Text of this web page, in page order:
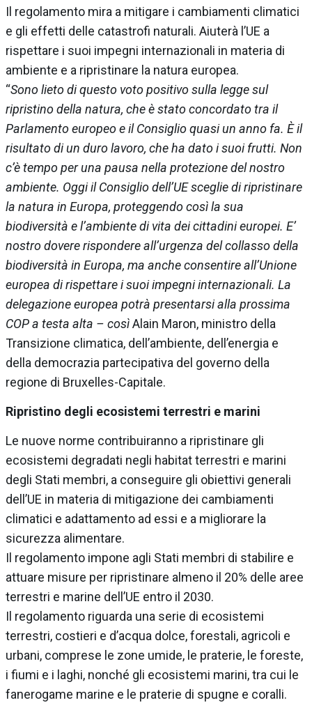
Il regolamento mira a mitigare i cambiamenti climatici
e gli effetti delle catastrofi naturali. Aiuterà l’UE a
rispettare i suoi impegni internazionali in materia di
ambiente e a ripristinare la natura europea.
“Sono lieto di questo voto positivo sulla legge sul
ripristino della natura, che è stato concordato tra il
Parlamento europeo e il Consiglio quasi un anno fa. È il
risultato di un duro lavoro, che ha dato i suoi frutti. Non
c’è tempo per una pausa nella protezione del nostro
ambiente. Oggi il Consiglio dell’UE sceglie di ripristinare
la natura in Europa, proteggendo così la sua
biodiversità e l’ambiente di vita dei cittadini europei. E’
nostro dovere rispondere all’urgenza del collasso della
biodiversità in Europa, ma anche consentire all’Unione
europea di rispettare i suoi impegni internazionali. La
delegazione europea potrà presentarsi alla prossima
COP a testa alta – cosìAlain Maron, ministro della
Transizione climatica, dell’ambiente, dell’energia e
della democrazia partecipativa del governo della
regione di Bruxelles-Capitale.
Ripristino degli ecosistemi terrestri e marini
Le nuove norme contribuiranno a ripristinare gli
ecosistemi degradati negli habitat terrestri e marini
degli Stati membri, a conseguire gli obiettivi generali
dell’UE in materia di mitigazione dei cambiamenti
climatici e adattamento ad essi e a migliorare la
sicurezza alimentare.
Il regolamento impone agli Stati membri di stabilire e
attuare misure per ripristinare almeno il 20% delle aree
terrestri e marine dell’UE entro il 2030.
Il regolamento riguarda una serie di ecosistemi
terrestri, costieri e d’acqua dolce, forestali, agricoli e
urbani, comprese le zone umide, le praterie, le foreste,
i fiumi e i laghi, nonché gli ecosistemi marini, tra cui le
fanerogame marine e le praterie di spugne e coralli.